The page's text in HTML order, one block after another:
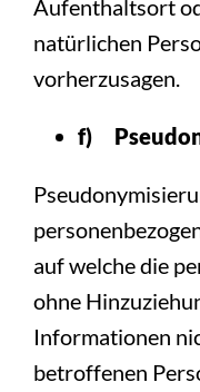
Aufenthaltsort
natürlichen
vorherzusagen.
f)
auf welche die
ohne
Informationen
betroffenen